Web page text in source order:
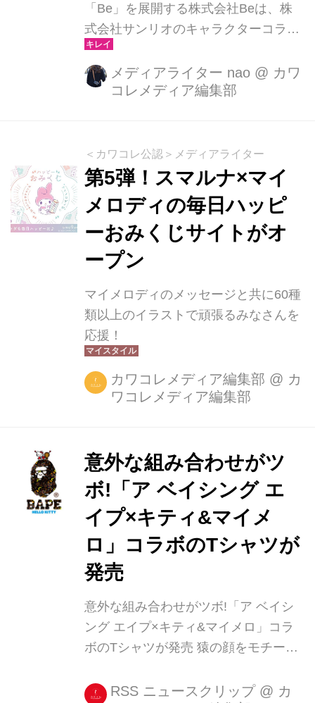
「Be」を展開する株式会社Beは、株
式会社サンリオのキャラクターコラボ
第2弾としてマイメロディとコラボレ
ーションしたホリデーコフレ『Be ×
MY MELODY Sustainable Holiday
の2023年ホリデーシーズンのテーマは
「Sustainable Holiday Season」。今
回のコラボレーションはマイメロディ
が「CLIMATE POSITIVE」という言葉
を思い浮かべているデザインです。
『Be × MY MELODY Sustainable H...
メディアライター nao @ カワ
コレメディア編集部
＜カワコレ公認＞メディアライター
第5弾！スマルナ×マイ
メロディの毎日ハッピ
ーおみくじサイトがオ
ープン
マイメロディのメッセージと共に60種
類以上のイラストで頑張るみなさんを
応援！
カワコレメディア編集部 @ カ
ワコレメディア編集部
意外な組み合わせがツ
ボ!「ア ベイシング エ
イプ×キティ&マイメ
ロ」コラボのTシャツが
発売
意外な組み合わせがツボ!「ア ベイシ
ング エイプ×キティ&マイメロ」コラ
ボのTシャツが発売 猿の顔をモチーフ
APE(ア ベイシング エイプ)」が、サン
RSS ニュースクリップ @ カ